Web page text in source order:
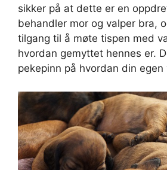
sikker på at dette er en
behandler mor og valper bra,
tilgang til å møte tispen med
hvordan gemyttet hennes er.
pekepinn på hvordan din egen